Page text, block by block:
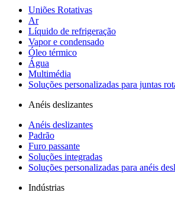
Uniões Rotativas
Ar
Líquido de refrigeração
Vapor e condensado
Óleo térmico
Água
Multimédia
Soluções personalizadas para juntas
Anéis deslizantes
Anéis deslizantes
Padrão
Furo passante
Soluções integradas
Soluções personalizadas para anéis
Indústrias